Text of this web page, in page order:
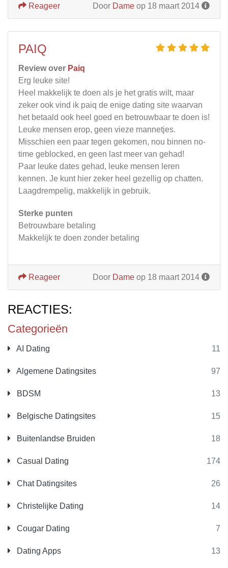
Categorieën
AI Dating 11
Algemene Datingsites 97
BDSM 13
Belgische Datingsites 15
Buitenlandse Bruiden 18
Casual Dating 174
Chat Datingsites 26
Christelijke Dating 14
Cougar Dating 7
Dating Apps 13
Door Dame op 18 maart 2014
Reageer
PAIQ
Review over Paiq
Erg leuke site!
Heel makkelijk te doen als je het gratis wilt, maar
zeker ook vind ik paiq de enige dating site waarvan
het betaald ook heel goed en betrouwbaar te doen is!
Leuke mensen erop, geen vieze mannetjes.
Misschien een paar tegen gekomen, nou binnen no-
time geblocked, en geen last meer van gehad!
Paar leuke dates gehad, leuke mensen leren
kennen. Je kunt hier zeker heel gezellig op chatten.
Laagdrempelig, makkelijk in gebruik.
Sterke punten
Betrouwbare betaling
Makkelijk te doen zonder betaling
Door Dame op 18 maart 2014
Reageer
REACTIES: